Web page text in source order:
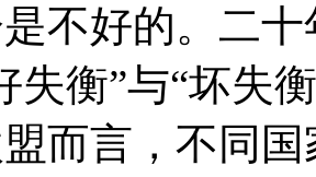
不好的。二
失衡”与“坏失
而言，不同国